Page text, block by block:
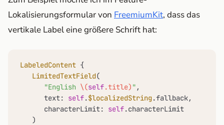
Lokalisierungsformular von FreemiumKit, dass das
vertikale Label eine größere Schrift hat:
LabeledContent {
LimitedTextField(
"English \(self.title) " ,
      text:
self.$localizedString .fallback,
      characterLimit:
self.characterLimit
   )